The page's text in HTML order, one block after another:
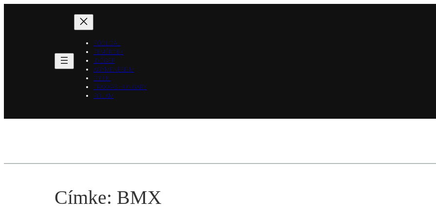
FŐOLDAL
TEMÉRDEK
IDŐGÉP
AGYMENÉSEIM
GY.I.K.
TRAXXAS HUNGARY
RÓLAM
Címke: BMX